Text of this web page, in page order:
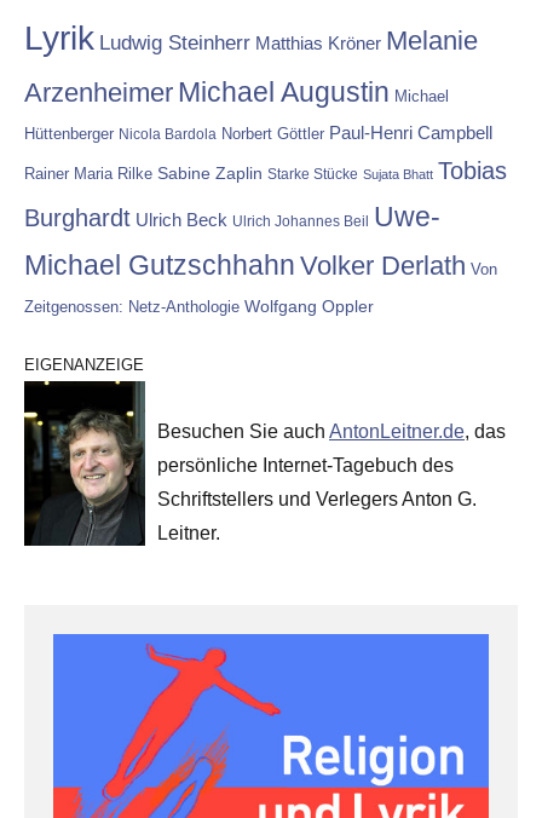
Lyrik Ludwig Steinherr Matthias Kröner Melanie
Arzenheimer Michael Augustin Michael
Hüttenberger Nicola Bardola Norbert Göttler Paul-Henri Campbell
Rainer Maria Rilke Sabine Zaplin Starke Stücke Sujata Bhatt Tobias
Burghardt Ulrich Beck Ulrich Johannes Beil Uwe-
Michael Gutzschhahn Volker Derlath Von
Zeitgenossen: Netz-Anthologie Wolfgang Oppler
EIGENANZEIGE
Besuchen Sie auch AntonLeitner.de, das
persönliche Internet-Tagebuch des
Schriftstellers und Verlegers Anton G.
Leitner.